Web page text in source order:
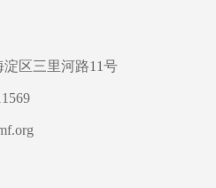
区三里河路11号